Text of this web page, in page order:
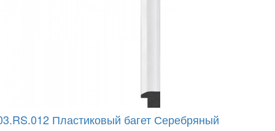
Пластиковый багет Серебряный